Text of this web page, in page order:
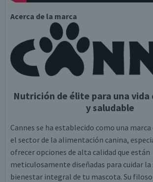
Acerca de la marca
Nutrición de élite para una vida
y saludable
Cannes se ha establecido como una
el sector de la alimentación canina,
ofrecer opciones de alta calidad que están
meticulosamente diseñadas para cuidar la
bienestar integral de tu mascota. Su